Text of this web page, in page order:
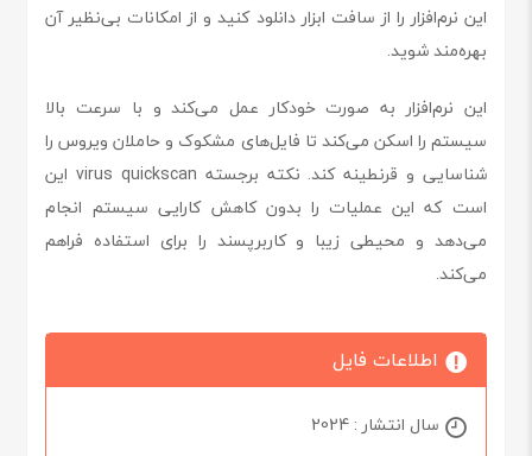
این نرم‌افزار را از سافت ابزار دانلود کنید و از امکانات بی‌نظیر آن
بهره‌مند شوید.
این نرم‌افزار به صورت خودکار عمل می‌کند و با سرعت بالا
سیستم را اسکن می‌کند تا فایل‌های مشکوک و حاملان ویروس را
شناسایی و قرنطینه کند. نکته برجسته virus quickscan این
است که این عملیات را بدون کاهش کارایی سیستم انجام
می‌دهد و محیطی زیبا و کاربرپسند را برای استفاده فراهم
می‌کند.
اطلاعات فایل
سال انتشار : 2024